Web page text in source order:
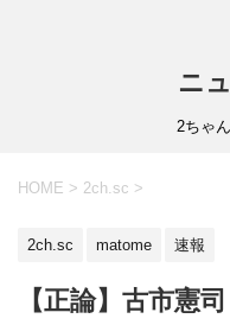
ニ
2ちゃ
HOME > 2ch.sc >
2ch.sc matome 速報
【正論】古市憲